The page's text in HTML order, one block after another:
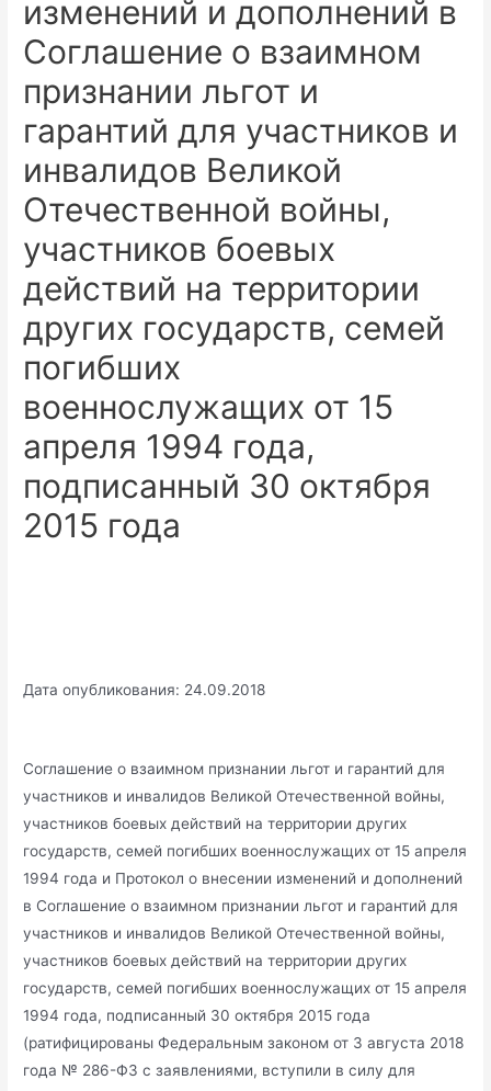
изменений и дополнений в
Соглашение о взаимном
признании льгот и
гарантий для участников и
инвалидов Великой
Отечественной войны,
участников боевых
действий на территории
других государств, семей
погибших
военнослужащих от 15
апреля 1994 года,
подписанный 30 октября
2015 года
Дата опубликования: 24.09.2018
Соглашение о взаимном признании льгот и гарантий для
участников и инвалидов Великой Отечественной войны,
участников боевых действий на территории других
государств, семей погибших военнослужащих от 15 апреля
1994 года и Протокол о внесении изменений и дополнений
в Соглашение о взаимном признании льгот и гарантий для
участников и инвалидов Великой Отечественной войны,
участников боевых действий на территории других
государств, семей погибших военнослужащих от 15 апреля
1994 года, подписанный 30 октября 2015 года
(ратифицированы Федеральным законом от 3 августа 2018
года № 286-ФЗ с заявлениями, вступили в силу для